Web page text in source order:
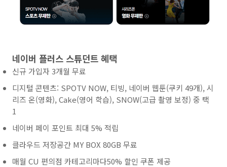
네이버 플러스 스튜던트 혜택
신규 가입자 3개월 무료
디지털 콘텐츠: SPOTV NOW, 티빙, 네이버 웹툰(쿠키 49개), 시
리즈 온(영화), Cake(영어 학습), SNOW(고급 촬영 보정) 중 택
1
네이버 페이 포인트 최대 5% 적립
클라우드 저장공간 MY BOX 80GB 무료
매월 CU 편의점 카테고리마다50% 할인 쿠폰 제공